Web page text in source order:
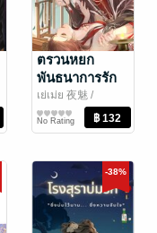
ตรวนหยก
พันธนาการรัก
เล่ม 1
เย่เม่ย 夜魅/
KaraLyn
นิยายรักจีนโบราณ
No Rating
-38%